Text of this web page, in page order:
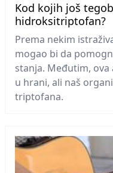
Kod kojih još
hidroksitriptofan?
Prema nekim
mogao bi da
stanja. Međutim, ova
u hrani, ali naš
triptofana.